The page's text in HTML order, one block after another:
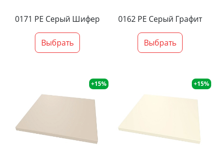
0171 PE Серый Шифер
Выбрать
0162 PE Серый Графит
Выбрать
+15% +15%